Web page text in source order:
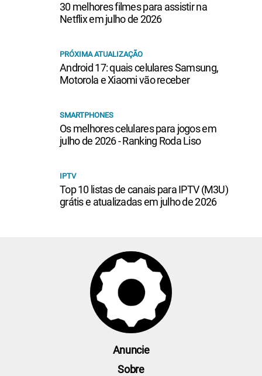
30 melhores filmes para assistir na
Netflix em julho de 2026
PRÓXIMA ATUALIZAÇÃO
Android 17: quais celulares Samsung,
Motorola e Xiaomi vão receber
SMARTPHONES
Os melhores celulares para jogos em
julho de 2026 - Ranking Roda Liso
IPTV
Top 10 listas de canais para IPTV (M3U)
grátis e atualizadas em julho de 2026
Anuncie
Sobre